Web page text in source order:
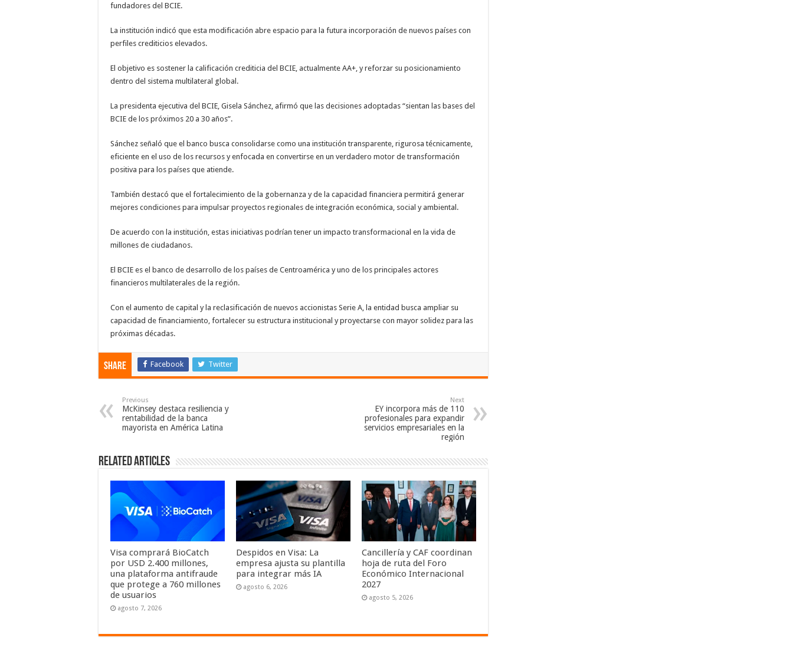
fundadores del BCIE.
La institución indicó que esta modificación abre espacio para la futura incorporación de nuevos países con
perfiles crediticios elevados.
El objetivo es sostener la calificación crediticia del BCIE, actualmente AA+, y reforzar su posicionamiento
dentro del sistema multilateral global.
La presidenta ejecutiva del BCIE, Gisela Sánchez, afirmó que las decisiones adoptadas “sientan las bases del
BCIE de los próximos 20 a 30 años”.
Sánchez señaló que el banco busca consolidarse como una institución transparente, rigurosa técnicamente,
eficiente en el uso de los recursos y enfocada en convertirse en un verdadero motor de transformación
positiva para los países que atiende.
También destacó que el fortalecimiento de la gobernanza y de la capacidad financiera permitirá generar
mejores condiciones para impulsar proyectos regionales de integración económica, social y ambiental.
De acuerdo con la institución, estas iniciativas podrían tener un impacto transformacional en la vida de
millones de ciudadanos.
El BCIE es el banco de desarrollo de los países de Centroamérica y uno de los principales actores
financieros multilaterales de la región.
Con el aumento de capital y la reclasificación de nuevos accionistas Serie A, la entidad busca ampliar su
capacidad de financiamiento, fortalecer su estructura institucional y proyectarse con mayor solidez para las
próximas décadas.
Share Facebook Twitter
Previous
McKinsey destaca resiliencia y
rentabilidad de la banca
mayorista en América Latina
Next
EY incorpora más de 110
profesionales para expandir
servicios empresariales en la
región
Related Articles
Visa comprará BioCatch
por USD 2.400 millones,
una plataforma antifraude
que protege a 760 millones
de usuarios
agosto 7, 2026
Despidos en Visa: La
empresa ajusta su plantilla
para integrar más IA
agosto 6, 2026
Cancillería y CAF coordinan
hoja de ruta del Foro
Económico Internacional
2027
agosto 5, 2026